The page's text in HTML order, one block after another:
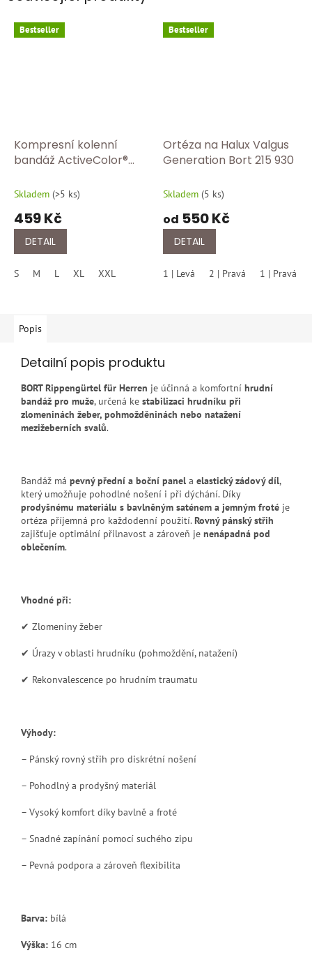
Bestseller
Kompresní kolenní
bandáž ActiveColor®
Skladem (>5 ks)
459 Kč
DETAIL
S M L XL XXL
Bestseller
Ortéza na Halux Valgus
Generation Bort 215 930
Skladem (5 ks)
od 550 Kč
DETAIL
1 | Levá 2 | Pravá 1 | Pravá
Popis
Detailní popis produktu
BORT Rippengürtel für Herren je účinná a komfortní hrudní
bandáž pro muže, určená ke stabilizaci hrudníku při
zlomeninách žeber, pohmožděninách nebo natažení
mezižeberních svalů.
Bandáž má pevný přední a boční panel a elastický zádový díl,
který umožňuje pohodlné nošení i při dýchání. Díky
prodyšnému materiálu s bavlněným saténem a jemným froté je
ortéza příjemná pro každodenní použití.Rovný pánský střih
zajišťuje optimální přilnavost a zároveň je nenápadná pod
oblečením.
Vhodné při:
✔ Zlomeniny žeber
✔ Úrazy v oblasti hrudníku (pohmoždění, natažení)
✔ Rekonvalescence po hrudním traumatu
Výhody:
– Pánský rovný střih pro diskrétní nošení
– Pohodlný a prodyšný materiál
– Vysoký komfort díky bavlně a froté
– Snadné zapínání pomocí suchého zipu
– Pevná podpora a zároveň flexibilita
Barva: bílá
Výška: 16 cm